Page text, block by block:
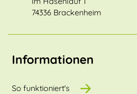
74336 Brackenheim
Informationen
So funktioniert's